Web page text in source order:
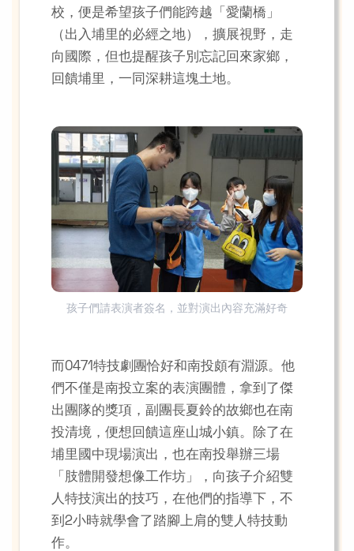
校，便是希望孩子們能跨越「愛蘭橋」
（出入埔里的必經之地），擴展視野，走
向國際，但也提醒孩子別忘記回來家鄉，
回饋埔里，一同深耕這塊土地。
孩子們請表演者簽名，並對演出內容充滿好奇
而0471特技劇團恰好和南投頗有淵源。他
們不僅是南投立案的表演團體，拿到了傑
出團隊的獎項，副團長夏鈴的故鄉也在南
投清境，便想回饋這座山城小鎮。除了在
埔里國中現場演出，也在南投舉辦三場
「肢體開發想像工作坊」，向孩子介紹雙
人特技演出的技巧，在他們的指導下，不
到2小時就學會了踏腳上肩的雙人特技動
作。